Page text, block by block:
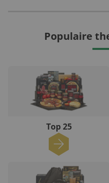
Populaire
Top 25